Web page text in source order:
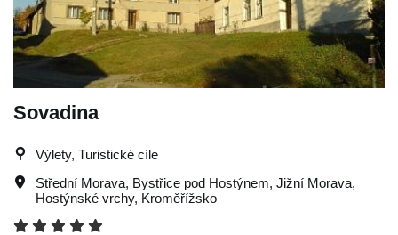
Sovadina
Výlety, Turistické cíle
Střední Morava, Bystřice pod Hostýnem, Jižní Morava,
Hostýnské vrchy, Kroměřížsko